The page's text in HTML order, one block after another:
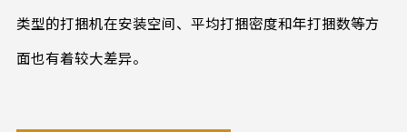
类型的打捆机在安装空间、平均打捆密度和年打捆数等方
面也有着较大差异。